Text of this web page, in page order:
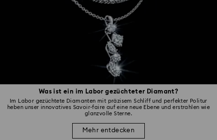
Was ist ein im Labor gezüchteter Diamant?
Im Labor gezüchtete Diamanten mit präzisem Schliff und perfekter Politur
heben unser innovatives Savoir-faire auf eine neue Ebene und erstrahlen wie
glanzvolle Sterne.
Mehr entdecken